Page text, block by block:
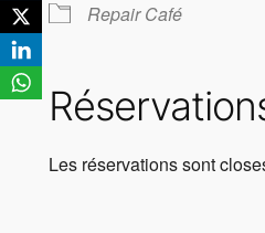
Repair Café
Les réservations sont